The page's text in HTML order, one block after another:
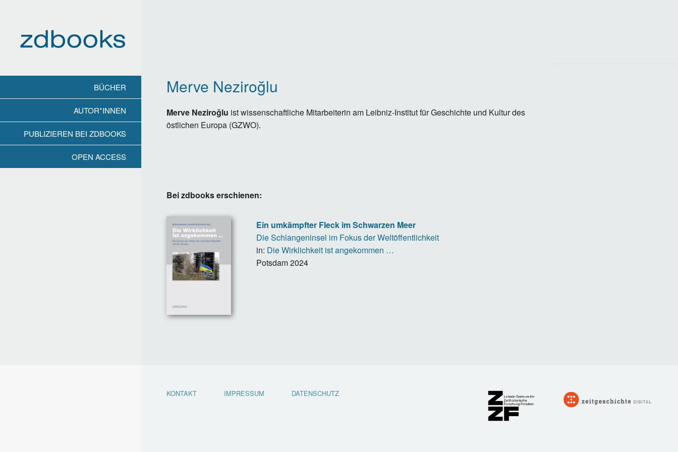
BÜCHER
AUTOR*INNEN
PUBLIZIEREN BEI ZDBOOKS
OPEN ACCESS
Merve Neziroğlu
Merve Neziroğlu ist wissenschaftliche Mitarbeiterin am Leibniz-Institut für Geschichte und Kultur des
östlichen Europa (GZWO).
Bei zdbooks erschienen:
Ein umkämpfter Fleck im Schwarzen Meer
Die Schlangeninsel im Fokus der Weltöffentlichkeit
in: Die Wirklichkeit ist angekommen …
Potsdam2024
KONTAKT IMPRESSUM DATENSCHUTZ